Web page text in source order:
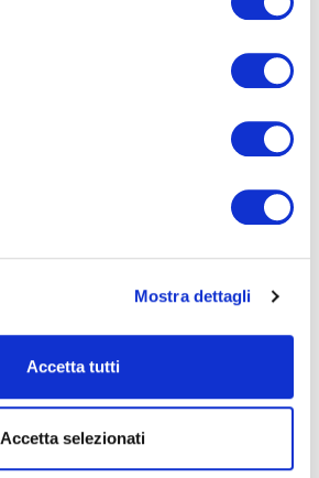
Mostra dettagli
Accetta tutti
Accetta selezionati
MagniStr...
Magniflex a participé au Las Vegas